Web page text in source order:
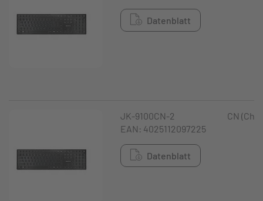
Datenblatt
JK-9100CN-2
EAN: 4025112097225
Datenblatt
CN